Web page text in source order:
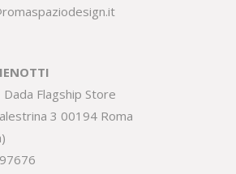
Flagship Store
3 00194 Roma
)